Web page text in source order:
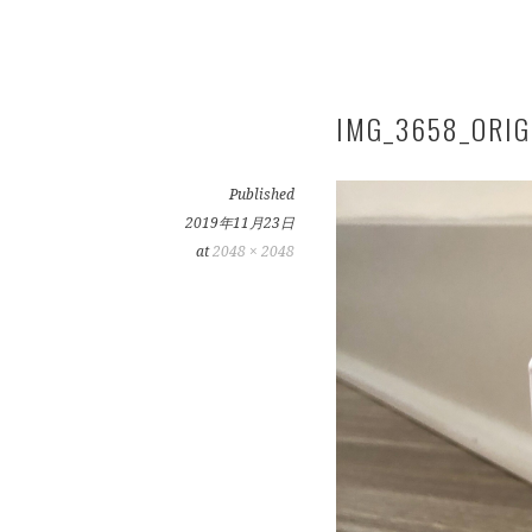
Published
2019年11月23日
at2048 × 2048